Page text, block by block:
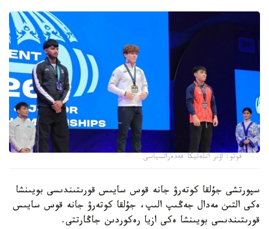
فوتو: اۋىر اتلەتيكا فەدەراتسياسى
سپورتشى جۇلقا كوتەرۋ جانە قوس سايىس قورىتىندىسى بويىنشا
ەكى التىن مەدال جەڭىپ الىپ، جۇلقا كوتەرۋ جانە قوس سايىس
قورىتىندىسى بويىنشا ەكى ازيا رەكوردىن جاڭارتتى.